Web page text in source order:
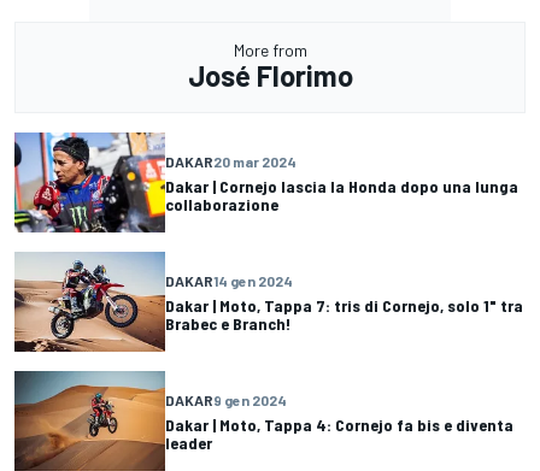
More from
José Florimo
DAKAR20 mar 2024
Dakar | Cornejo lascia la Honda dopo una lunga
collaborazione
DAKAR14 gen 2024
Dakar | Moto, Tappa 7: tris di Cornejo, solo 1" tra
Brabec e Branch!
DAKAR9 gen 2024
Dakar | Moto, Tappa 4: Cornejo fa bis e diventa
leader